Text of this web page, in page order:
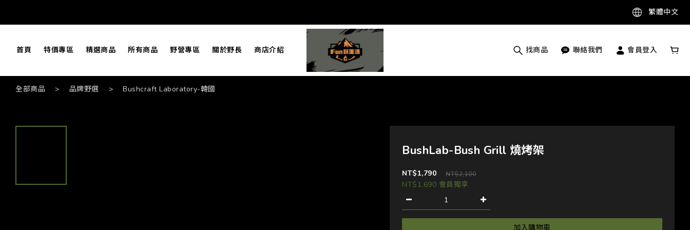
繁體中文
首頁 特價專區 精選商品 所有商品 野營專區 關於野長 商店介紹 找商品 聯絡我們 會員登入
全部商品 > 品牌野選 > Bushcraft Laboratory-韓國
BushLab-Bush Grill 燒烤架
NT$2,100
NT$1,790
NT$1,690 會員獨享
加入購物車